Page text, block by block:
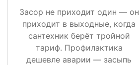
Засор не приходит один — он
приходит в выходные, когда
сантехник берёт тройной
тариф. Профилактика
дешевле аварии — засыпь